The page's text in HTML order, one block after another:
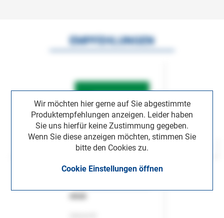
Wir möchten hier gerne auf Sie abgestimmte
Produktempfehlungen anzeigen. Leider haben
Sie uns hierfür keine Zustimmung gegeben.
Wenn Sie diese anzeigen möchten, stimmen Sie
bitte den Cookies zu.
Cookie Einstellungen öffnen
EMPFEHLUNGEN